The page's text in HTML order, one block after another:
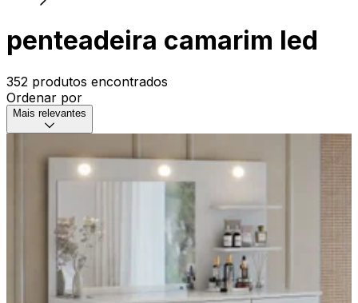
penteadeira camarim led
352 produtos encontrados
Ordenar por
Mais relevantes